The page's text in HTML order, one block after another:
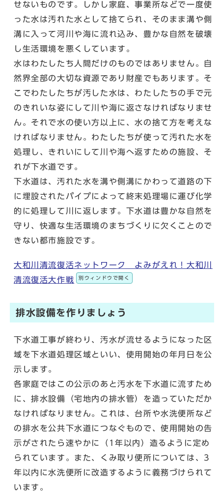
せないものです。しかし家庭、事業所などで一度使
った水は汚れた水として捨てられ、そのまま溝や側
溝に入って河川や海に流れ込み、豊かな自然を破壊
し生活環境を悪くしています。
水はわたしたち人間だけのものではありません。自
然界全部の大切な資源であり財産でもあります。そ
こでわたしたちが汚した水は、わたしたちの手で元
のきれいな姿にして川や海に返さなければなりませ
ん。それで水の使い方以上に、水の捨て方を考えな
ければなりません。わたしたちが使って汚れた水を
処理し、きれいにして川や海へ返すための施設、そ
れが下水道です。
下水道は、汚れた水を溝や側溝にかわって道路の下
に埋設されたパイプによって終末処理場に運び化学
的に処理して川に返します。下水道は豊かな自然を
守り、快適な生活環境のまちづくりに欠くことので
きない都市施設です。
大和川清流復活ネットワーク よみがえれ！大和川
清流復活大作戦
別ウィンドウで開く
排水設備を作りましょう
下水道工事が終わり、汚水が流せるようになった区
域を下水道処理区域といい、使用開始の年月日を公
示します。
各家庭ではこの公示のあと汚水を下水道に流すため
に、排水設備（宅地内の排水管）を造っていただか
なければなりません。これは、台所や水洗便所など
の排水を公共下水道につなぐもので、使用開始の告
示がされたら速やかに（1年以内）造るように定め
られています。また、くみ取り便所については、3
年以内に水洗便所に改造するように義務づけられて
います。